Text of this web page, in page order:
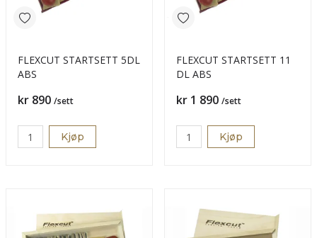
FLEXCUT STARTSETT 5DL
ABS
Pris
kr 890 /sett
Kjøp
FLEXCUT STARTSETT 11
DL ABS
Pris
kr 1 890 /sett
Kjøp